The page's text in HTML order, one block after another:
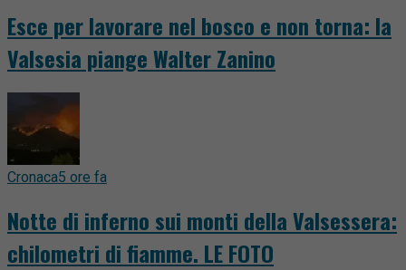
Esce per lavorare nel bosco e non torna: la
Valsesia piange Walter Zanino
Cronaca5 ore fa
Notte di inferno sui monti della Valsessera:
chilometri di fiamme. LE FOTO